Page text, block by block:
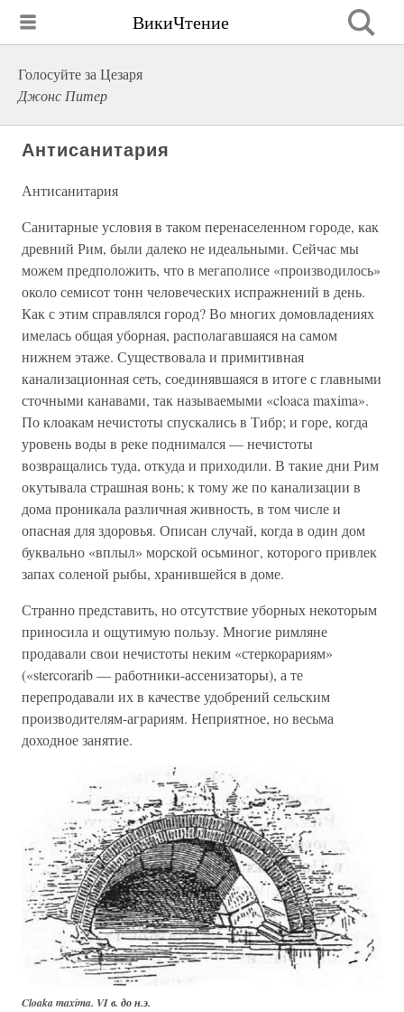
ВикиЧтение
Голосуйте за Цезаря
Джонс Питер
Антисанитария
Антисанитария
Санитарные условия в таком перенаселенном городе, как
древний Рим, были далеко не идеальными. Сейчас мы
можем предположить, что в мегаполисе «производилось»
около семисот тонн человеческих испражнений в день.
Как с этим справлялся город? Во многих домовладениях
имелась общая уборная, располагавшаяся на самом
нижнем этаже. Существовала и примитивная
канализационная сеть, соединявшаяся в итоге с главными
сточными канавами, так называемыми «cloaca maxima».
По клоакам нечистоты спускались в Тибр; и горе, когда
уровень воды в реке поднимался — нечистоты
возвращались туда, откуда и приходили. В такие дни Рим
окутывала страшная вонь; к тому же по канализации в
дома проникала различная живность, в том числе и
опасная для здоровья. Описан случай, когда в один дом
буквально «вплыл» морской осьминог, которого привлек
запах соленой рыбы, хранившейся в доме.
Странно представить, но отсутствие уборных некоторым
приносила и ощутимую пользу. Многие римляне
продавали свои нечистоты неким «стеркорариям»
(«stercorarib — работники-ассенизаторы), а те
перепродавали их в качестве удобрений сельским
производителям-аграриям. Неприятное, но весьма
доходное занятие.
Cloaka maxima. VI в. до н.э.